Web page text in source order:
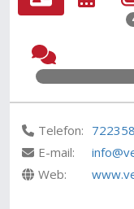
Telefon:
E-mail:
Web: